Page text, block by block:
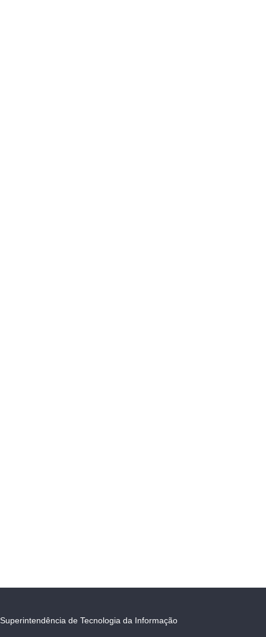
Superintendência de Tecnologia da Informação